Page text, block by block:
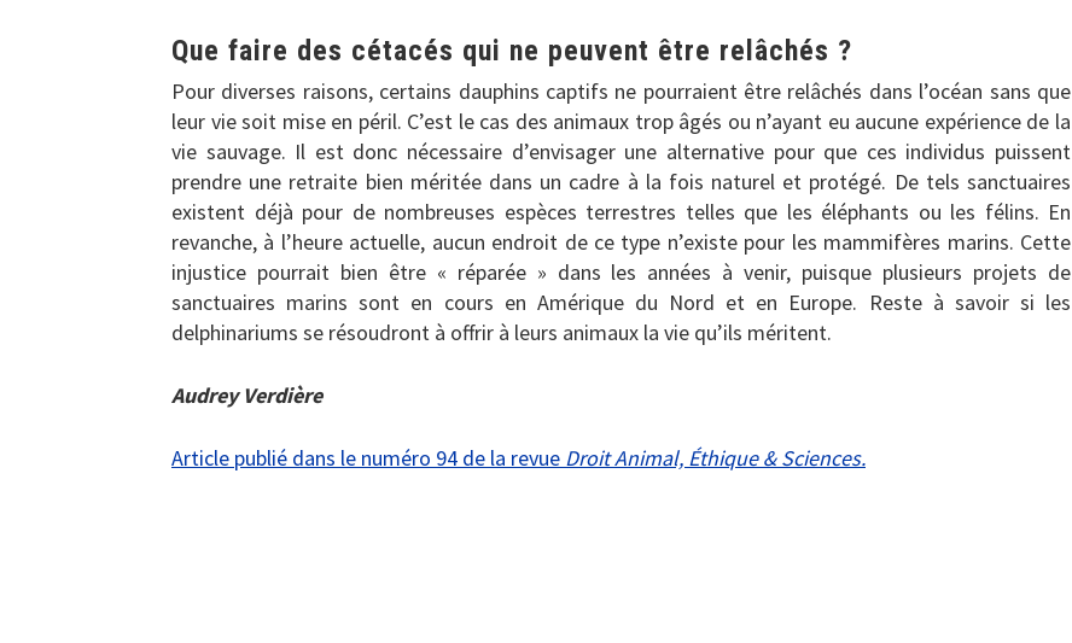
Que faire des cétacés qui ne peuvent être relâchés ?
Pour diverses raisons, certains dauphins captifs ne pourraient être relâchés dans l’océan sans que
leur vie soit mise en péril. C’est le cas des animaux trop âgés ou n’ayant eu aucune expérience de la
vie sauvage. Il est donc nécessaire d’envisager une alternative pour que ces individus puissent
prendre une retraite bien méritée dans un cadre à la fois naturel et protégé. De tels sanctuaires
existent déjà pour de nombreuses espèces terrestres telles que les éléphants ou les félins. En
revanche, à l’heure actuelle, aucun endroit de ce type n’existe pour les mammifères marins. Cette
injustice pourrait bien être « réparée » dans les années à venir, puisque plusieurs projets de
sanctuaires marins sont en cours en Amérique du Nord et en Europe. Reste à savoir si les
delphinariums se résoudront à offrir à leurs animaux la vie qu’ils méritent.
Audrey Verdière
Article publié dans le numéro 94 de la revue Droit Animal, Éthique & Sciences.